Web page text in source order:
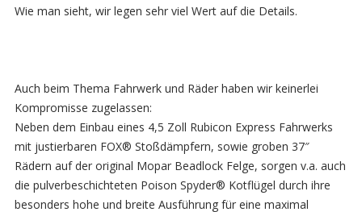
Wie man sieht, wir legen sehr viel Wert auf die Details.
Auch beim Thema Fahrwerk und Räder haben wir keinerlei
Kompromisse zugelassen:
Neben dem Einbau eines 4,5 Zoll Rubicon Express Fahrwerks
mit justierbaren FOX® Stoßdämpfern, sowie groben 37″
Rädern auf der original Mopar Beadlock Felge, sorgen v.a. auch
die pulverbeschichteten Poison Spyder® Kotflügel durch ihre
besonders hohe und breite Ausführung für eine maximal